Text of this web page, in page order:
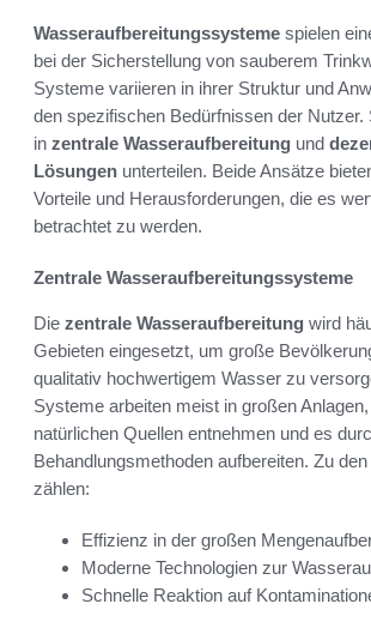
Wasseraufbereitungssysteme spielen
bei der Sicherstellung von sauberem
Systeme variieren in ihrer Struktur und
den spezifischen Bedürfnissen der Nutzer.
in zentrale Wasseraufbereitung und
Lösungen unterteilen. Beide Ansätze
Vorteile und Herausforderungen, die es
betrachtet zu werden.
Zentrale Wasseraufbereitungssysteme
Die zentrale Wasseraufbereitung wird
Gebieten eingesetzt, um große
qualitativ hochwertigem Wasser zu
Systeme arbeiten meist in großen
natürlichen Quellen entnehmen und es
Behandlungsmethoden aufbereiten. Zu
zählen:
Effizienz in der großen
Moderne Technologien zur
Schnelle Reaktion auf